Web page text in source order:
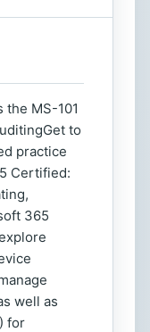
MS-101
to
practice
Certified:
365
well as
for